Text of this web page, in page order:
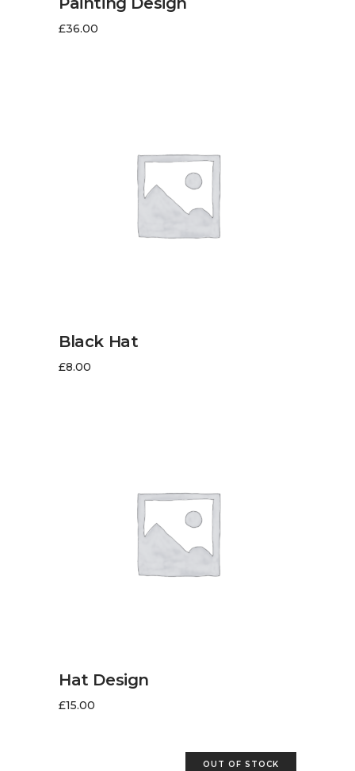
£36.00
Black Hat
£8.00
AJOUTER AU PANIER
Hat Design
£15.00
OUT OF STOCK